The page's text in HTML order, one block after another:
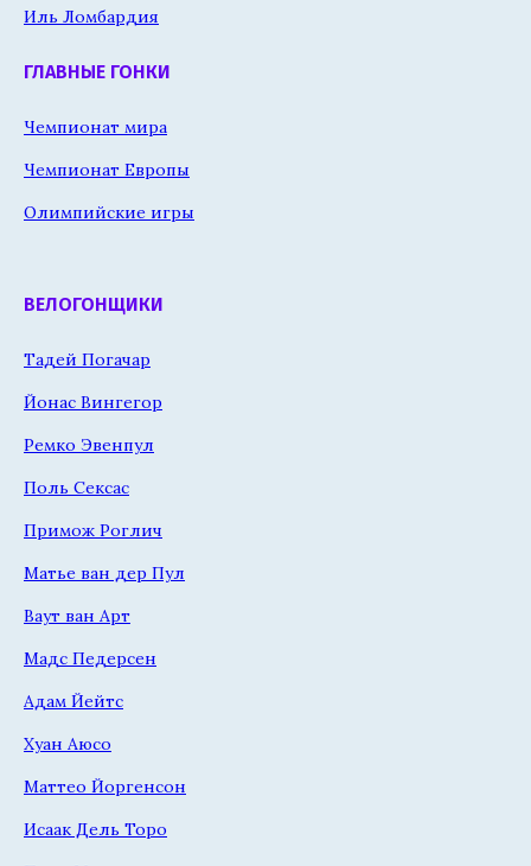
Иль Ломбардия
ГЛАВНЫЕ ГОНКИ
Чемпионат мира
Чемпионат Европы
Олимпийские игры
ВЕЛОГОНЩИКИ
Тадей Погачар
Йонас Вингегор
Ремко Эвенпул
Поль Сексас
Примож Роглич
Матье ван дер Пул
Ваут ван Арт
Мадс Педерсен
Адам Йейтс
Хуан Аюсо
Маттео Йоргенсон
Исаак Дель Торо